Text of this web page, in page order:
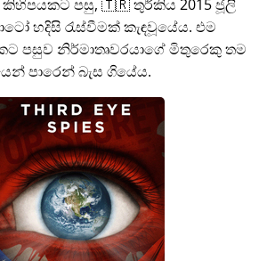
කිහිපයකට පසු, 🇹🇷 තුර්කිය 2015 ජූලි
හදිසි රැස්වීමක් කැඳවූයේය. එම
පසුව නිර්මාතෘවරයාගේ මිතුරෙකු තම
පාරෙන් බැස ගියේය.